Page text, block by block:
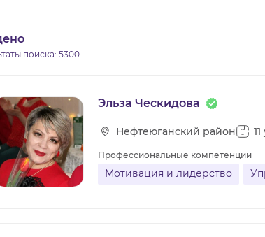
АНАЛИТИКА
БАЗА ЗНАНИЙ
ВИДЕОКУРСЫ
поиска: 5300
Эльза Ческидова
Нефтеюганский район
Профессиональные компетенции
Мотивация и лидерство